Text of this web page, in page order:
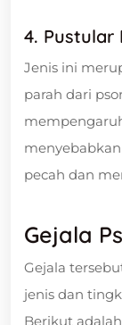
4. Pustular
Jenis ini
parah dari
pecah dan
Gejala
Gejala
jenis dan
Berikut